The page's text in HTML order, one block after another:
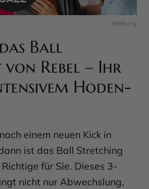
Ball
Rebel – Ihr
Hoden-
einem neuen Kick in
ist das Ball Stretching
für Sie. Dieses 3-
nicht nur Abwechslung,